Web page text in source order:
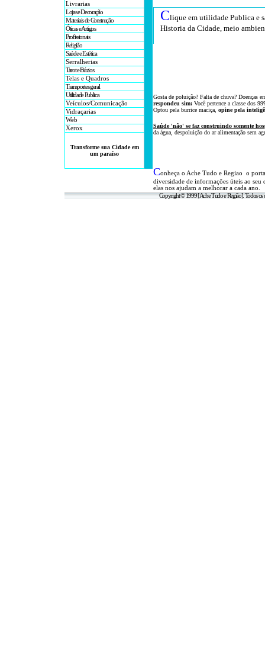
Livrarias
Lojas e Decoração
Materiais de Construção
Óticas e Artigos
Profissionais
Religião
Saúde e Estética
Serralherias
Tarot e Búzios
Telas e Quadros
Transportes geral
Utilidade Publica
Veículos/Comunicação
Vidraçarias
Web
Xerox
Transforme sua Cidade em
um paraíso
Clique em utilidade Publica e
Historia da Cidade, meio
Gosta de poluição? Falta de chuva? Doenças
respondeu sim: Você pertence a classe dos
Optou pela burrice maciça, opine pela
Saúde 'não' se faz construindo somente
da água, despoluição do ar alimentação sem
Conheça o Ache Tudo e Regiao o
diversidade de informações úteis ao seu
elas nos ajudam a melhorar a cada ano.
Copyright © 1999 [Ache Tudo e Região]. Todos os